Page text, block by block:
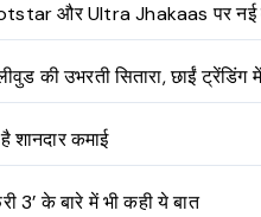
और Ultra Jhakaas पर नई
की उभरती सितारा, छाईं ट्रेंडिंग में
शानदार कमाई
3’ के बारे में भी कही ये बात